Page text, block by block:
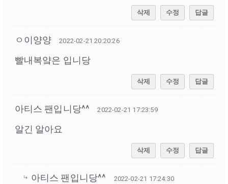
삭제 수정 답글
ㅇ이양양 2022-02-21 20:20:26
빨내복얔은 입니당
삭제 수정 답글
아티스 팬입니당^^ 2022-02-21 17:23:59
알긴 알아요
삭제 수정 답글
아티스 팬입니당^^ 2022-02-21 17:24:30